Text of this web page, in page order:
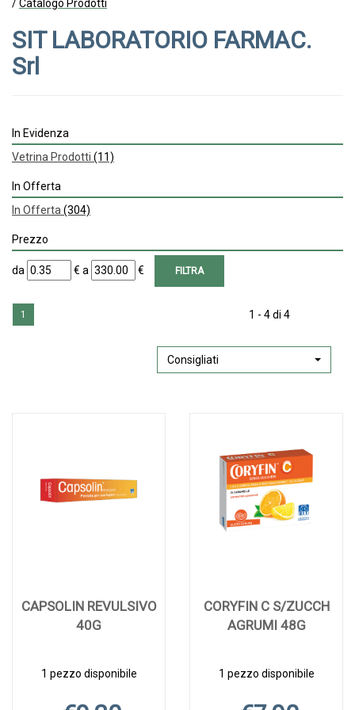
/Catalogo Prodotti
SIT LABORATORIO FARMAC.
Srl
In Evidenza
Vetrina Prodotti (11)
In Offerta
In Offerta (304)
Prezzo
filtra
da
da €
filtra
a
a €
1 1 - 4 di 4
Consigliati
CAPSOLIN REVULSIVO
40G
1 pezzo disponibile
CORYFIN C S/ZUCCH
AGRUMI 48G
1 pezzo disponibile